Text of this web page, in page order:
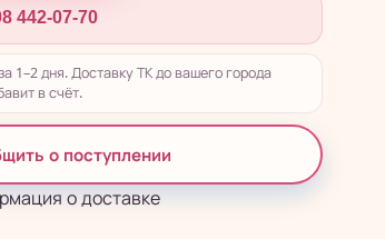
442-07-70
1–2 дня. Доставку ТК до вашего города
в счёт.
о поступлении
о доставке